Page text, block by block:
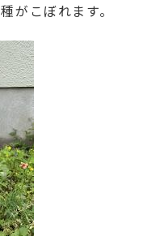
がこぼれます。